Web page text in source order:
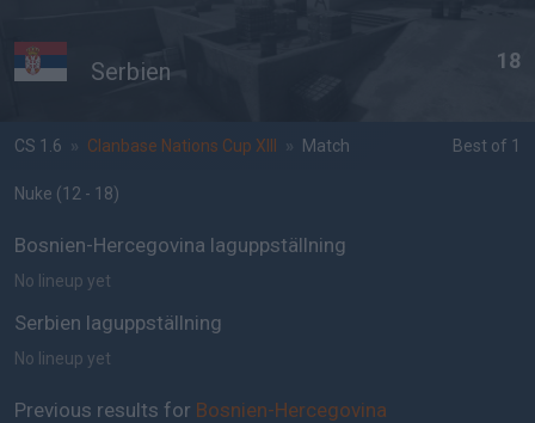
Serbien 18
CS 1.6 » Clanbase Nations Cup XIII » Match Best of 1
Nuke (12 - 18)
Bosnien-Hercegovina laguppställning
No lineup yet
Serbien laguppställning
No lineup yet
Previous results for Bosnien-Hercegovina